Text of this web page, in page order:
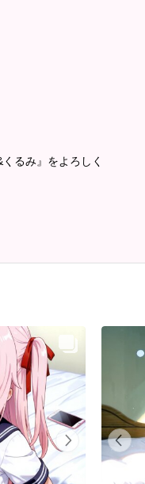
るみ』をよろしく